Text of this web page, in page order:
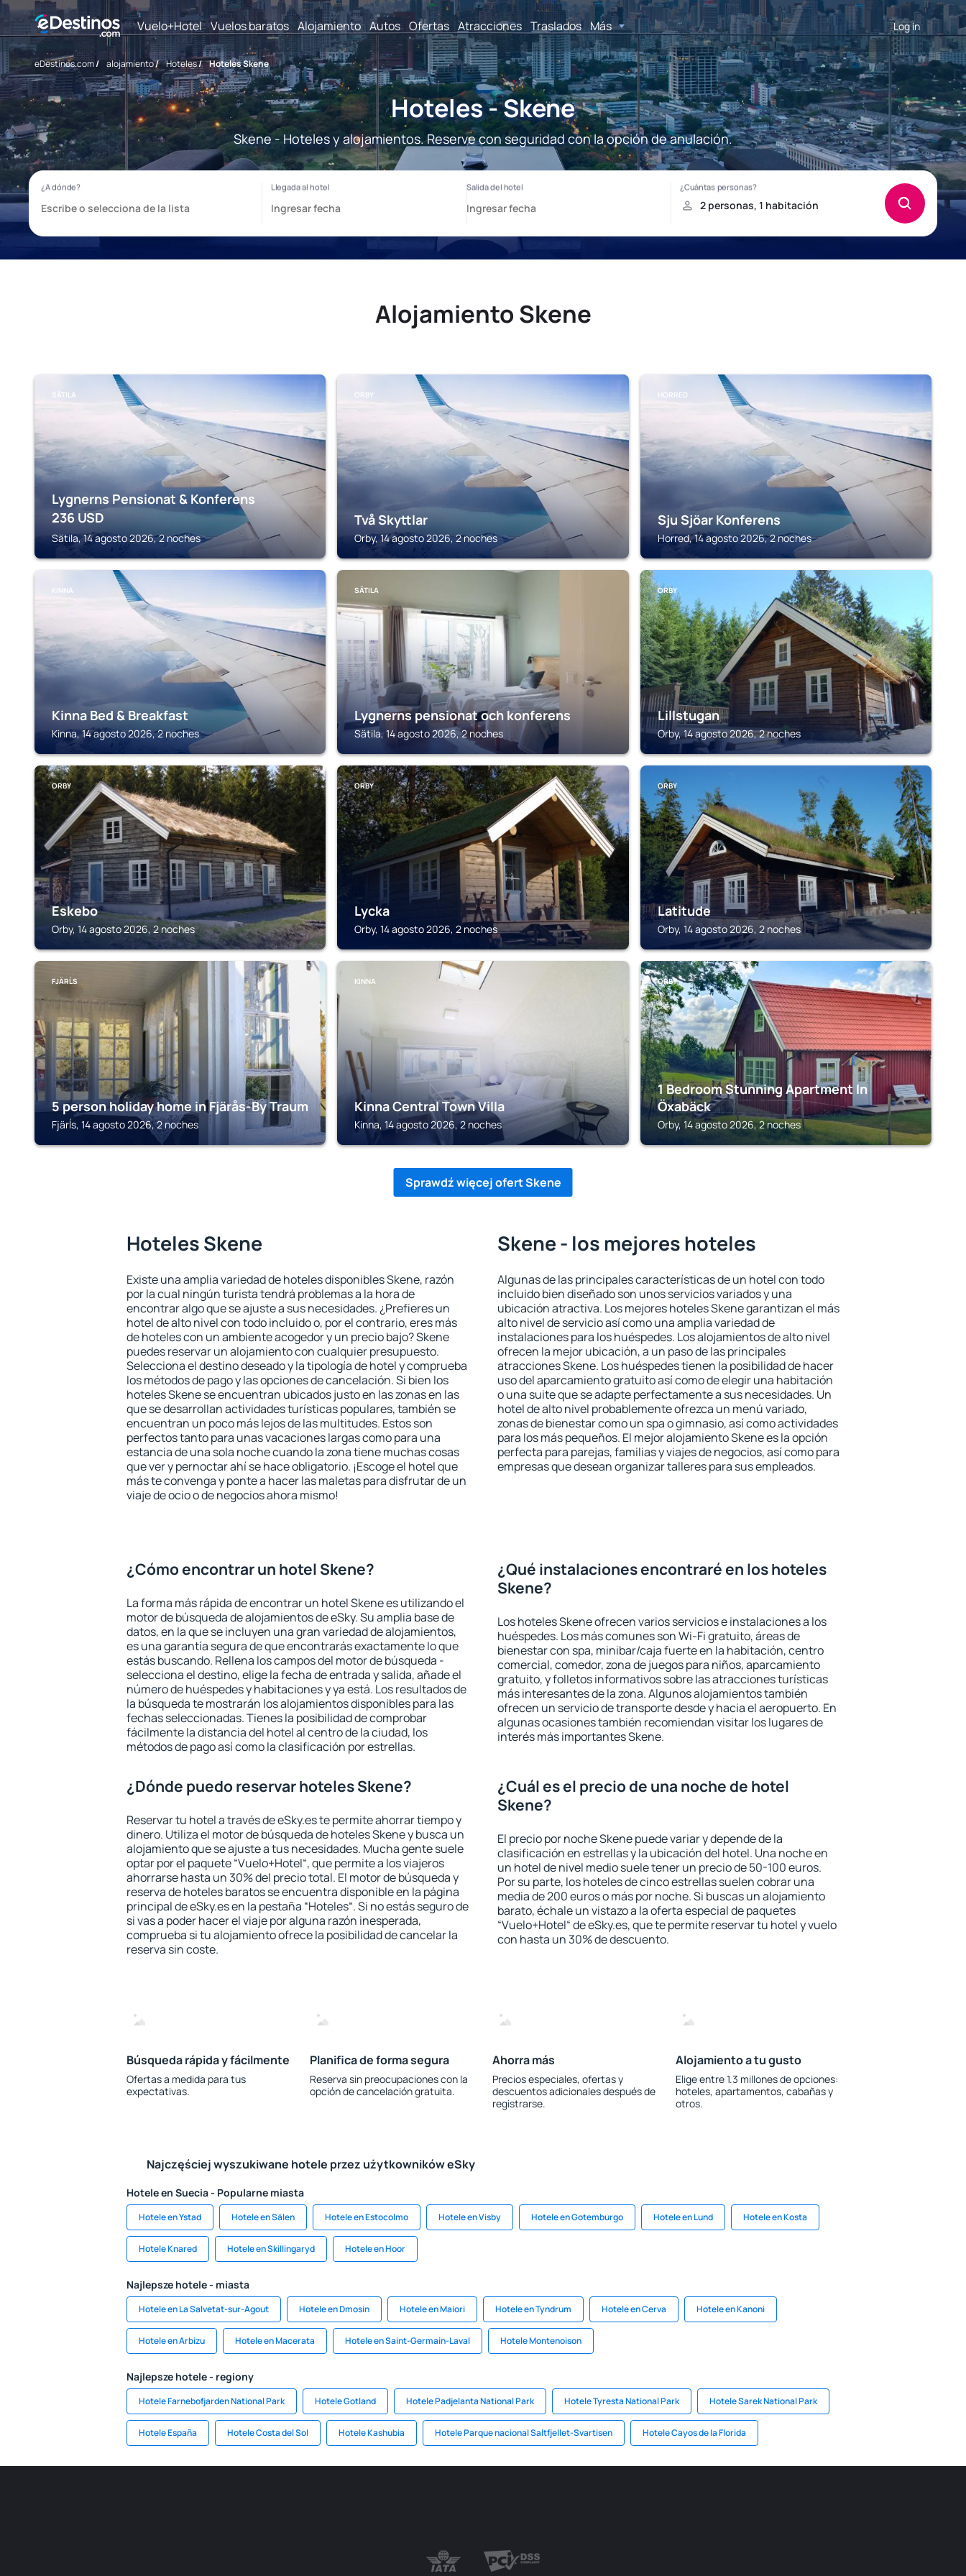
Vuelo+Hotel Vuelos baratos Alojamiento Autos Ofertas Atracciones Traslados Más Log in
eDestinos.com/ alojamiento/ Hoteles/ Hoteles Skene
Hoteles - Skene
Skene - Hoteles y alojamientos. Reserve con seguridad con la opción de anulación.
Alojamiento Skene
SÄTILA
Lygnerns Pensionat & Konferens
236 USD
Sätila, 14 agosto 2026, 2 noches
ORBY
Två Skyttlar
Orby, 14 agosto 2026, 2 noches
HORRED
Sju Sjöar Konferens
Horred, 14 agosto 2026, 2 noches
KINNA
Kinna Bed & Breakfast
Kinna, 14 agosto 2026, 2 noches
SÄTILA
Lygnerns pensionat och konferens
Sätila, 14 agosto 2026, 2 noches
ORBY
Lillstugan
Orby, 14 agosto 2026, 2 noches
ORBY
Eskebo
Orby, 14 agosto 2026, 2 noches
ORBY
Lycka
Orby, 14 agosto 2026, 2 noches
ORBY
Latitude
Orby, 14 agosto 2026, 2 noches
FJÄRĹS
5 person holiday home in Fjärås-By Traum
Fjärĺs, 14 agosto 2026, 2 noches
KINNA
Kinna Central Town Villa
Kinna, 14 agosto 2026, 2 noches
ORBY
1 Bedroom Stunning Apartment In
Öxabäck
Orby, 14 agosto 2026, 2 noches
Sprawdź więcej ofert Skene
Hoteles Skene
Existe una amplia variedad de hoteles disponibles Skene, razón
por la cual ningún turista tendrá problemas a la hora de
encontrar algo que se ajuste a sus necesidades. ¿Prefieres un
hotel de alto nivel con todo incluido o, por el contrario, eres más
de hoteles con un ambiente acogedor y un precio bajo? Skene
puedes reservar un alojamiento con cualquier presupuesto.
Selecciona el destino deseado y la tipología de hotel y comprueba
los métodos de pago y las opciones de cancelación. Si bien los
hoteles Skene se encuentran ubicados justo en las zonas en las
que se desarrollan actividades turísticas populares, también se
encuentran un poco más lejos de las multitudes. Estos son
perfectos tanto para unas vacaciones largas como para una
estancia de una sola noche cuando la zona tiene muchas cosas
que ver y pernoctar ahí se hace obligatorio. ¡Escoge el hotel que
más te convenga y ponte a hacer las maletas para disfrutar de un
viaje de ocio o de negocios ahora mismo!
Skene - los mejores hoteles
Algunas de las principales características de un hotel con todo
incluido bien diseñado son unos servicios variados y una
ubicación atractiva. Los mejores hoteles Skene garantizan el más
alto nivel de servicio así como una amplia variedad de
instalaciones para los huéspedes. Los alojamientos de alto nivel
ofrecen la mejor ubicación, a un paso de las principales
atracciones Skene. Los huéspedes tienen la posibilidad de hacer
uso del aparcamiento gratuito así como de elegir una habitación
o una suite que se adapte perfectamente a sus necesidades. Un
hotel de alto nivel probablemente ofrezca un menú variado,
zonas de bienestar como un spa o gimnasio, así como actividades
para los más pequeños. El mejor alojamiento Skene es la opción
perfecta para parejas, familias y viajes de negocios, así como para
empresas que desean organizar talleres para sus empleados.
¿Cómo encontrar un hotel Skene?
La forma más rápida de encontrar un hotel Skene es utilizando el
motor de búsqueda de alojamientos de eSky. Su amplia base de
datos, en la que se incluyen una gran variedad de alojamientos,
es una garantía segura de que encontrarás exactamente lo que
estás buscando. Rellena los campos del motor de búsqueda -
selecciona el destino, elige la fecha de entrada y salida, añade el
número de huéspedes y habitaciones y ya está. Los resultados de
la búsqueda te mostrarán los alojamientos disponibles para las
fechas seleccionadas. Tienes la posibilidad de comprobar
fácilmente la distancia del hotel al centro de la ciudad, los
métodos de pago así como la clasificación por estrellas.
¿Qué instalaciones encontraré en los hoteles
Skene?
Los hoteles Skene ofrecen varios servicios e instalaciones a los
huéspedes. Los más comunes son Wi-Fi gratuito, áreas de
bienestar con spa, minibar/caja fuerte en la habitación, centro
comercial, comedor, zona de juegos para niños, aparcamiento
gratuito, y folletos informativos sobre las atracciones turísticas
más interesantes de la zona. Algunos alojamientos también
ofrecen un servicio de transporte desde y hacia el aeropuerto. En
algunas ocasiones también recomiendan visitar los lugares de
interés más importantes Skene.
¿Dónde puedo reservar hoteles Skene?
Reservar tu hotel a través de eSky.es te permite ahorrar tiempo y
dinero. Utiliza el motor de búsqueda de hoteles Skene y busca un
alojamiento que se ajuste a tus necesidades. Mucha gente suele
optar por el paquete “Vuelo+Hotel“, que permite a los viajeros
ahorrarse hasta un 30% del precio total. El motor de búsqueda y
reserva de hoteles baratos se encuentra disponible en la página
principal de eSky.es en la pestaña “Hoteles“. Si no estás seguro de
si vas a poder hacer el viaje por alguna razón inesperada,
comprueba si tu alojamiento ofrece la posibilidad de cancelar la
reserva sin coste.
¿Cuál es el precio de una noche de hotel
Skene?
El precio por noche Skene puede variar y depende de la
clasificación en estrellas y la ubicación del hotel. Una noche en
un hotel de nivel medio suele tener un precio de 50-100 euros.
Por su parte, los hoteles de cinco estrellas suelen cobrar una
media de 200 euros o más por noche. Si buscas un alojamiento
barato, échale un vistazo a la oferta especial de paquetes
“Vuelo+Hotel“ de eSky.es, que te permite reservar tu hotel y vuelo
con hasta un 30% de descuento.
Búsqueda rápida y fácilmente
Ofertas a medida para tus
expectativas.
Planifica de forma segura
Reserva sin preocupaciones con la
opción de cancelación gratuita.
Ahorra más
Precios especiales, ofertas y
descuentos adicionales después de
registrarse.
Alojamiento a tu gusto
Elige entre 1.3 millones de opciones:
hoteles, apartamentos, cabañas y
otros.
Najczęściej wyszukiwane hotele przez użytkowników eSky
Hotele en Suecia - Popularne miasta
Hotele en Ystad Hotele en Sälen Hotele en Estocolmo Hotele en Visby Hotele en Gotemburgo Hotele en Lund Hotele en Kosta
Hotele Knared Hotele en Skillingaryd Hotele en Hoor
Najlepsze hotele - miasta
Hotele en La Salvetat-sur-Agout Hotele en Dmosin Hotele en Maiori Hotele en Tyndrum Hotele en Cerva Hotele en Kanoni
Hotele en Arbizu Hotele en Macerata Hotele en Saint-Germain-Laval Hotele Montenoison
Najlepsze hotele - regiony
Hotele Farnebofjarden National Park Hotele Gotland Hotele Padjelanta National Park Hotele Tyresta National Park Hotele Sarek National Park
Hotele España Hotele Costa del Sol Hotele Kashubia Hotele Parque nacional Saltfjellet-Svartisen Hotele Cayos de la Florida